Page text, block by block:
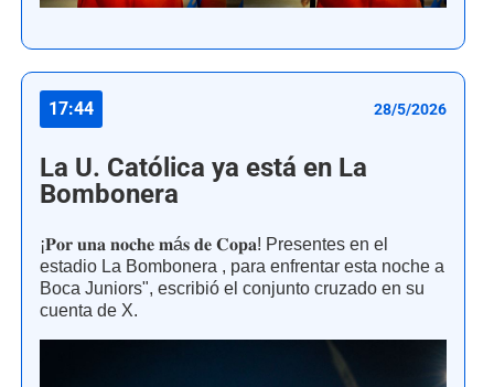
17:44 28/5/2026
La U. Católica ya está en La
Bombonera
¡𝐏𝐨𝐫 𝐮𝐧𝐚 𝐧𝐨𝐜𝐡𝐞 𝐦á𝐬 𝐝𝐞 𝐂𝐨𝐩𝐚! Presentes en el
estadio La Bombonera , para enfrentar esta noche a
Boca Juniors", escribió el conjunto cruzado en su
cuenta de X.